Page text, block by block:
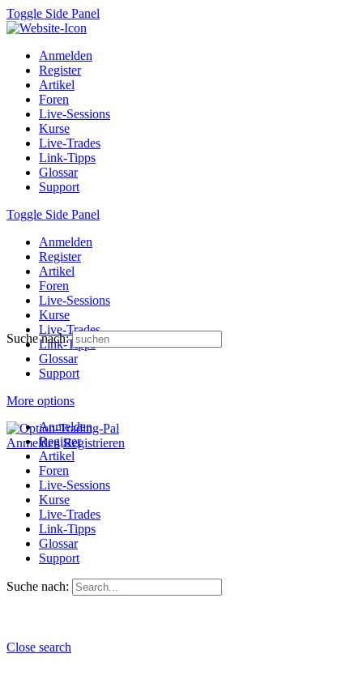
Toggle Side Panel
Anmelden
Register
Artikel
Foren
Live-Sessions
Kurse
Live-Trades
Link-Tipps
Glossar
Support
Toggle Side Panel
Anmelden
Register
Artikel
Foren
Live-Sessions
Kurse
Live-Trades
Link-Tipps
Glossar
Support
More options
Anmelden Registrieren
Suche nach:
Anmelden
Register
Artikel
Foren
Live-Sessions
Kurse
Live-Trades
Link-Tipps
Glossar
Support
Suche nach:
Close search